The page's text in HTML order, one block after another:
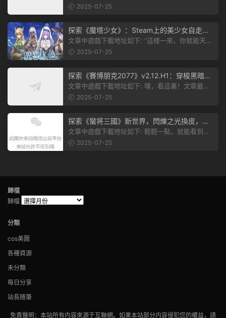
遊戲資源分享群，就點文章最後那...
2025-07-25
探索《魔塔少女》：Steam上的美少女自走
棋，戰鬥與策略的雙重盛宴！
文章中遊戲下載地址如下: “這樣一來，你就能天天
2025-07-25
探索《賽博朋克2077》v2.12.H1：穿梭黑暗都
市，感受未來世界的震撼
文章中遊戲下載地址如下: 嘿，看這裏！文章最後
有個圖片，點一下就能加入我們的...
2025-07-25
探索《蠻将三國》新世界，閃爍之光換皮，共
赴手遊盛宴！
文章中遊戲下載地址如下: 輕輕一點，就能看到原
文。 滑動一下屏幕，就能看到...
2025-07-25
歸檔
歸檔
分類
cos美圖
各種資源
未分類
每日分享
站長随筆
免責聲明：本站所有内容來源于互聯網。如果本站部分内容侵犯您的權益，請